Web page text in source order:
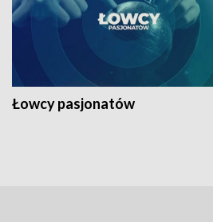
Łowcy pasjonatów